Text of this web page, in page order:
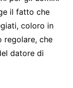
il fatto che
coloro in
regolare, che
datore di